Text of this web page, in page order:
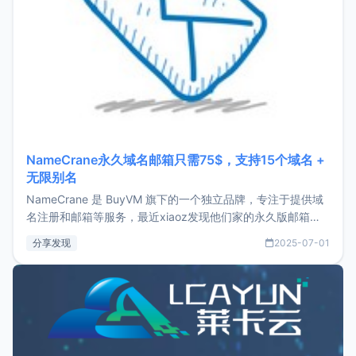
NameCrane永久域名邮箱只需75$，支持15个域名 +
无限别名
NameCrane 是 BuyVM 旗下的一个独立品牌，专注于提供域
名注册和邮箱等服务，最近xiaoz发现他们家的永久版邮箱服
又实惠的域名邮箱，不妨尝试一下 NameCrane。注册
NameCraneNameCrane不支持直接注册，必须要购买
分享发现 2025-07-01